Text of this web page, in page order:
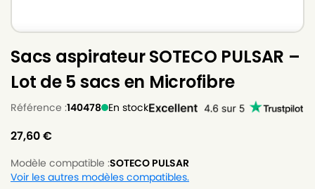
Sacs aspirateur SOTECO PULSAR –
Lot de 5 sacs en Microfibre
Référence :140478 En stock
27,60€
Modèle compatible :SOTECO PULSAR
Voir les autres modèles compatibles.